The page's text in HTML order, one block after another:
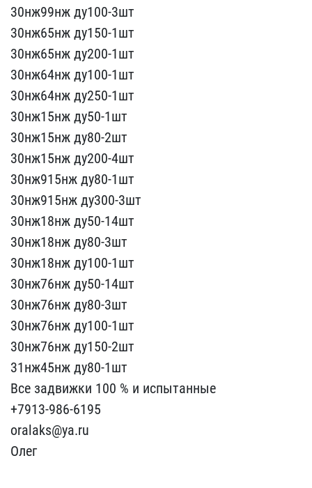
30нж99нж​ ду100-3шт
30нж65нж ду15​0-1шт
30нж65нж ду200-1шт​
30нж64нж ду100-1шт
30н​ж64нж ду250-1шт
30нж15н​ж ду50-1шт
30нж15нж ду80​-2шт
30нж15нж ду200-4шт
​30нж915нж ду80-1шт
30нж​915нж ду300-3шт
30нж18нж​ ду50-14шт
30нж18нж ду8​0-3шт
30нж18нж ду100-1шт​
30нж76нж ду50-14шт
30н​ж76нж ду80-3шт
30нж76нж ​ду100-1шт
30нж76нж ду150​-2шт
31нж45нж ду80-1шт
В​се задвижки 100 % и испы​танные
+7913-986​-6195
oralaks@ya​.ru
Олег